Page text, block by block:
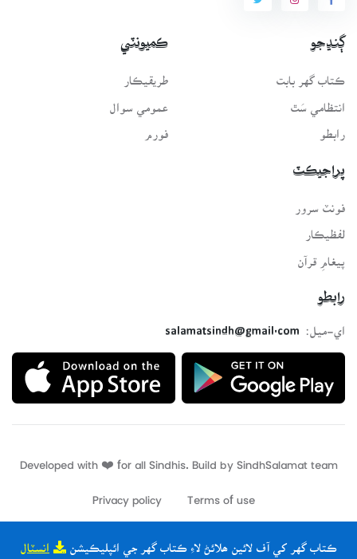
ڪتاب گهر کي آف لائين ھلائڻ لاءِ ڪتاب گهر جي ائپليڪيشن انسٽال
ڳنڍجو
ڪتاب گهر بابت
انتظامي سَٿ
رابطو
ڪميونٽي
طريقيڪار
عمومي سوال
فورم
پراجيڪٽ
لفظيڪار
پيغامِ قرآن
رابطو
اي-ميل:
salamatsindh@gmail.com
Developed with ❤️ for all Sindhis. Build by
Terms of use